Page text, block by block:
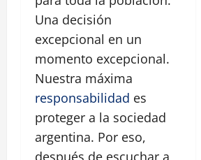
Una decisión
excepcional en un
momento excepcional.
Nuestra máxima
responsabilidad es
proteger a la sociedad
argentina. Por eso,